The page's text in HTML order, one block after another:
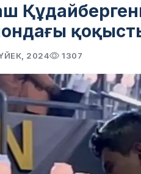
2024 1307